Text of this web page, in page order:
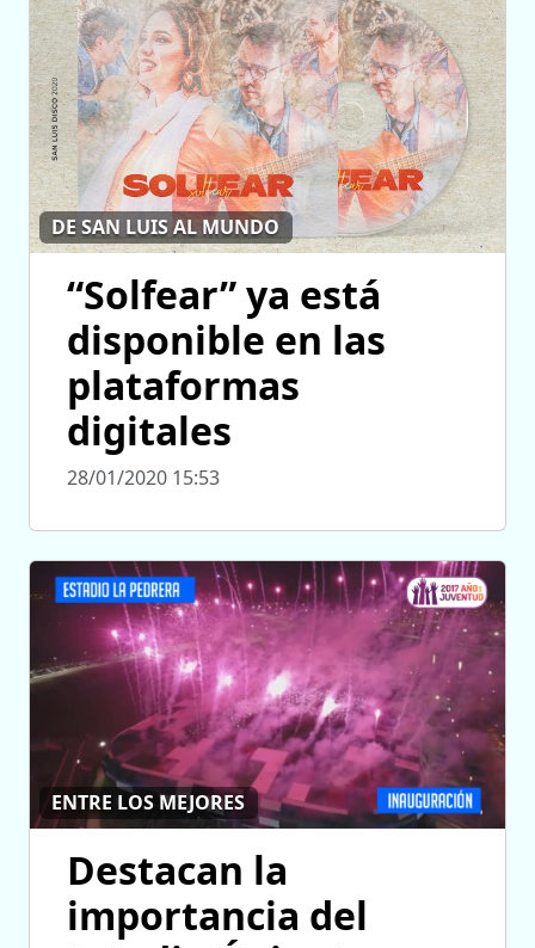
DE SAN LUIS AL MUNDO
“Solfear” ya está
disponible en las
plataformas
digitales
28/01/2020 15:53
ENTRE LOS MEJORES
Destacan la
importancia del